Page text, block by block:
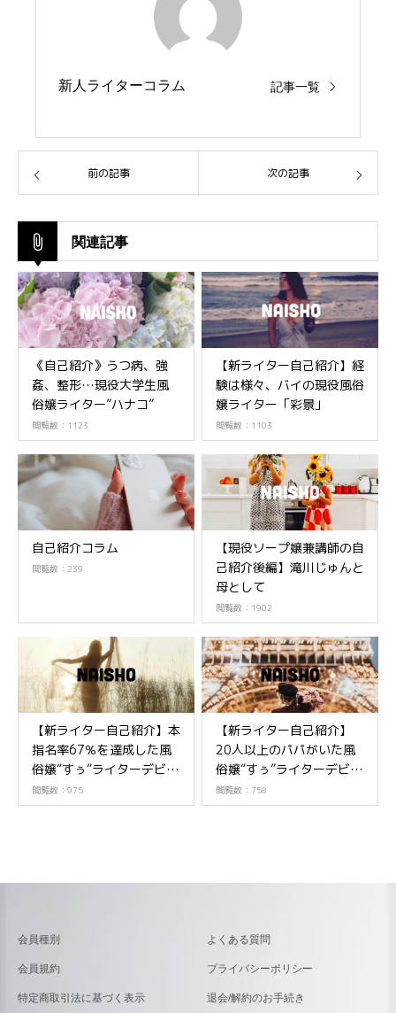
新人ライターコラム 記事一覧
前の記事 次の記事
関連記事
《自己紹介》うつ病、強
姦、整形…現役大学生風
俗嬢ライター”ハナコ”
閲覧数：1123
【新ライター自己紹介】経
験は様々、バイの現役風俗
嬢ライター「彩景」
閲覧数：1103
自己紹介コラム
閲覧数：239
【現役ソープ嬢兼講師の自
己紹介後編】滝川じゅんと
母として
閲覧数：1902
【新ライター自己紹介】本
指名率67％を達成した風
俗嬢“すぅ”ライターデビュ
ー!後編
閲覧数：975
【新ライター自己紹介】
20人以上のパパがいた風
俗嬢“すぅ”ライターデビュ
ー!前編
閲覧数：758
会員種別 よくある質問
会員規約 プライバシーポリシー
特定商取引法に基づく表示 退会/解約のお手続き